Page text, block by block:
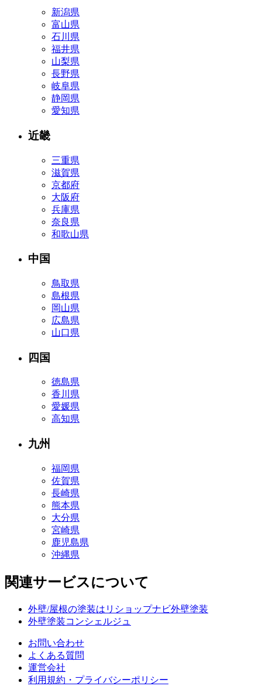
新潟県
富山県
石川県
福井県
山梨県
長野県
岐阜県
静岡県
愛知県
近畿
三重県
滋賀県
京都府
大阪府
兵庫県
奈良県
和歌山県
中国
鳥取県
島根県
岡山県
広島県
山口県
四国
徳島県
香川県
愛媛県
高知県
九州
福岡県
佐賀県
長崎県
熊本県
大分県
宮崎県
鹿児島県
沖縄県
関連サービスについて
外壁/屋根の塗装はリショップナビ外壁塗装
外壁塗装コンシェルジュ
お問い合わせ
よくある質問
運営会社
利用規約・プライバシーポリシー